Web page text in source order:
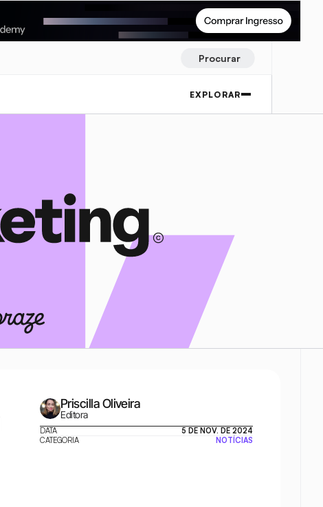
Procurar
EXPLORAR
Priscilla Oliveira
Editora
DATA
5 DE NOV. DE 2024
CATEGORIA
NOTÍCIAS